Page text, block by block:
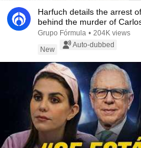
Harfuch details the arrest
behind the murder of
Grupo Fórmula • 204K views
New
Auto-dubbed